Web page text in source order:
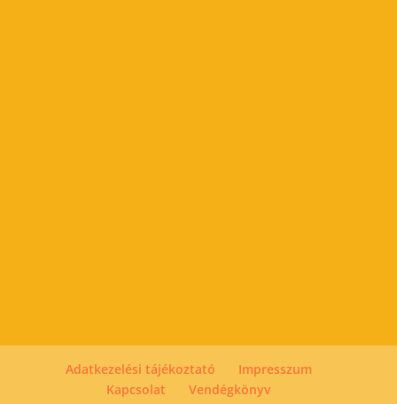
Adatkezelési tájékoztató
Impresszum
Kapcsolat
Vendégkönyv